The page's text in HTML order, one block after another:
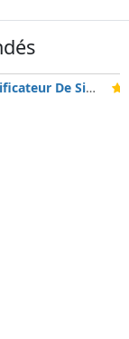
Amplificateur De Signal Mobile Nikrans NS-3000-Voice, 3G & 4G